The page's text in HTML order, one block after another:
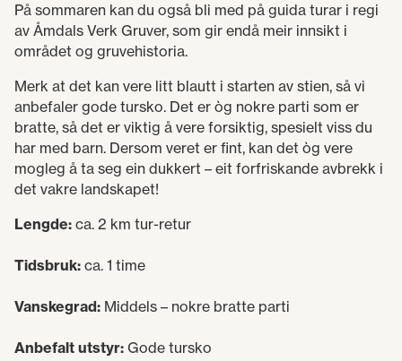
På sommaren kan du også bli med på guida turar i regi
av Åmdals Verk Gruver, som gir endå meir innsikt i
området og gruvehistoria.
Merk at det kan vere litt blautt i starten av stien, så vi
anbefaler gode tursko. Det er òg nokre parti som er
bratte, så det er viktig å vere forsiktig, spesielt viss du
har med barn. Dersom veret er fint, kan det òg vere
mogleg å ta seg ein dukkert – eit forfriskande avbrekk i
det vakre landskapet!
Lengde: ca. 2 km tur-retur
Tidsbruk: ca. 1 time
Vanskegrad: Middels – nokre bratte parti
Anbefalt utstyr: Gode tursko